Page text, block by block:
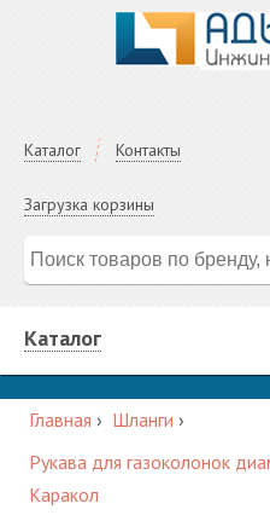
Каталог Контакты
Загрузка корзины
Каталог
Главная › Шланги ›
Рукава для газоколонок
Каракол